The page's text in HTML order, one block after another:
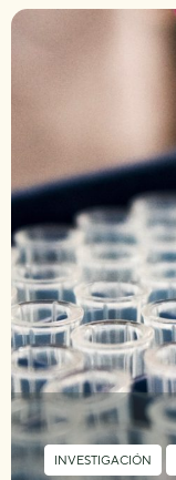
INVESTIGACIÓN